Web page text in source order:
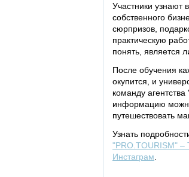
Участники узнают
собственного
сюрпризов,
практическую
понять, является
После обучения
окупится, и
команду
информацию можно
путешествовать
Узнать
"PRO.TOURISM"
Инстаграм